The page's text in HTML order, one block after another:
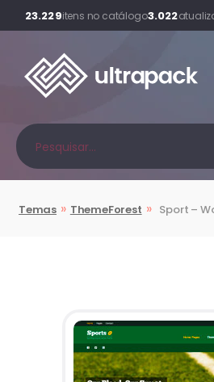
23.229itens no catálogo3.022
Temas » ThemeForest » Sport –